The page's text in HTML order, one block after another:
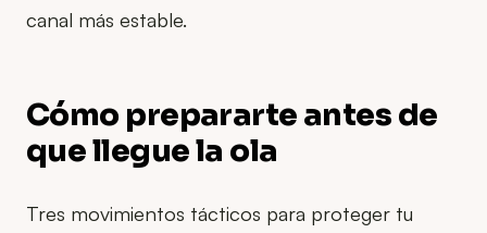
canal más estable.
Cómo prepararte antes de
que llegue la ola
Tres movimientos tácticos para proteger tu